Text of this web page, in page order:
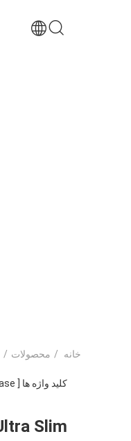
خانه / محصولات /
کلید واژه ها [ non slip protective macbook case ] همخوانی داشتن